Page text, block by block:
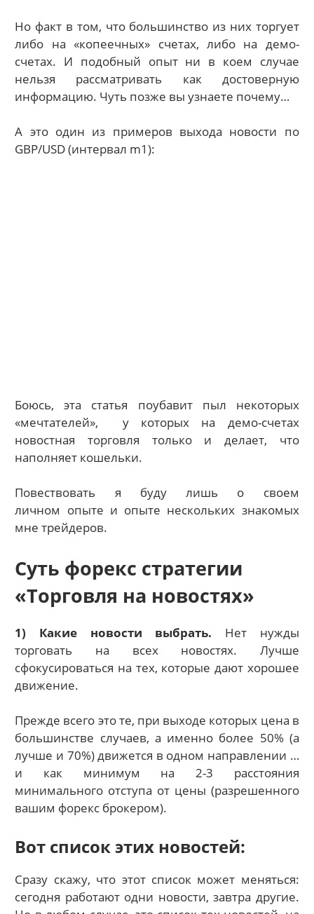
Но факт в том, что большинство из них торгует
либо на «копеечных» счетах, либо на демо-
счетах. И подобный опыт ни в коем случае
нельзя рассматривать как достоверную
информацию. Чуть позже вы узнаете почему…
А это один из примеров выхода новости по
GBP/USD (интервал m1):
Боюсь, эта статья поубавит пыл некоторых
«мечтателей», у которых на демо-счетах
новостная торговля только и делает, что
наполняет кошельки.
Повествовать я буду лишь о своем
личном опыте и опыте нескольких знакомых
мне трейдеров.
Суть форекс стратегии
«Торговля на новостях»
1) Какие новости выбрать. Нет нужды
торговать на всех новостях. Лучше
сфокусироваться на тех, которые дают хорошее
движение.
Прежде всего это те, при выходе которых цена в
большинстве случаев, а именно более 50% (а
лучше и 70%) движется в одном направлении …
и как минимум на 2-3 расстояния
минимального отступа от цены (разрешенного
вашим форекс брокером).
Вот список этих новостей:
Сразу скажу, что этот список может меняться:
сегодня работают одни новости, завтра другие.